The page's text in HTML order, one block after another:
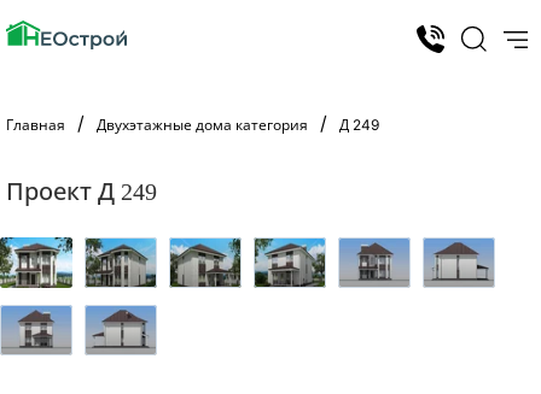
Главная Двухэтажные дома категория Д 249
Проект Д 249